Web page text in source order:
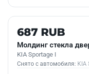
Б/У В НАЛИЧИИ
687 RUB
Молдинг стекла
KIA Sportage I
Снято с автомобиля: KIA